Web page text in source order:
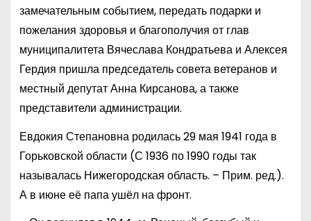
замечательным событием, передать подарки и
пожелания здоровья и благополучия от глав
муниципалитета Вячеслава Кондратьева и Алексея
Гердия пришла председатель совета ветеранов и
местный депутат Анна Кирсанова, а также
представители администрации.
Евдокия Степановна родилась 29 мая 1941 года в
Горьковской области (С 1936 по 1990 годы так
называлась Нижегородская область. – Прим. ред.).
А в июне её папа ушёл на фронт.